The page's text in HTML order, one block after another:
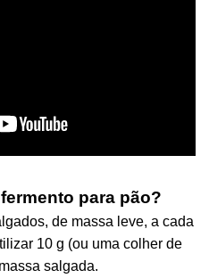
para pão?
de massa leve, a cada
10 g (ou uma colher de
salgada.